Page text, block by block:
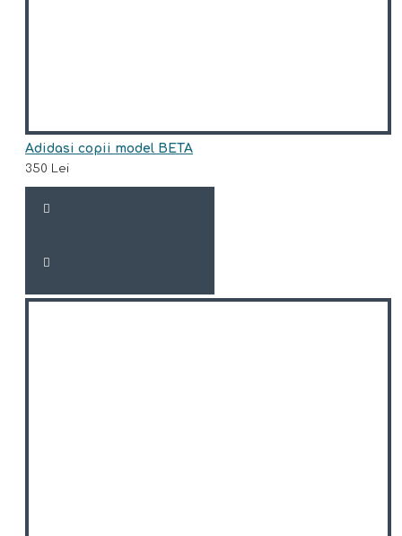
Adidasi copii model BETA
350 Lei